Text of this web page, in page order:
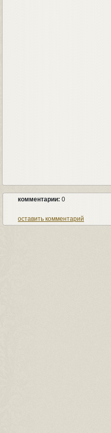
комментарии: 0
оставить комментарий